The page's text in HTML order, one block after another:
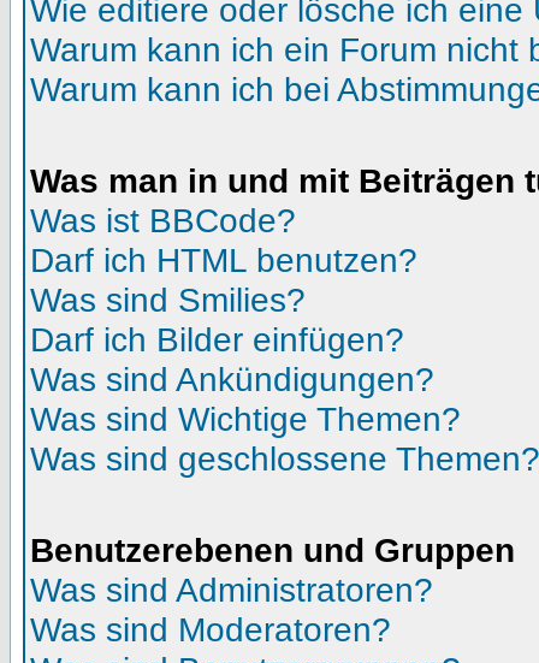
Wie editiere oder lösche ich eine
Warum kann ich ein Forum nicht
Warum kann ich bei
Was man in und mit Beiträgen
Was ist BBCode?
Darf ich HTML benutzen?
Was sind Smilies?
Darf ich Bilder einfügen?
Was sind Ankündigungen?
Was sind Wichtige Themen?
Was sind geschlossene Themen?
Benutzerebenen und Gruppen
Was sind Administratoren?
Was sind Moderatoren?